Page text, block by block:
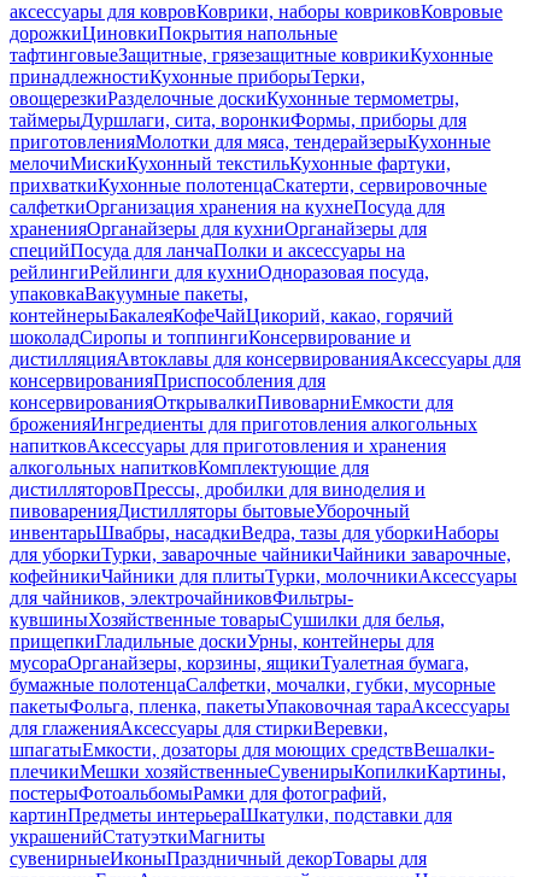
аксессуары для ковровКоврики, наборы ковриковКовровые
дорожкиЦиновкиПокрытия напольные
тафтинговыеЗащитные, грязезащитные коврикиКухонные
принадлежностиКухонные приборыТерки,
овощерезкиРазделочные доскиКухонные термометры,
таймерыДуршлаги, сита, воронкиФормы, приборы для
приготовленияМолотки для мяса, тендерайзерыКухонные
мелочиМискиКухонный текстильКухонные фартуки,
прихваткиКухонные полотенцаСкатерти, сервировочные
салфеткиОрганизация хранения на кухнеПосуда для
храненияОрганайзеры для кухниОрганайзеры для
специйПосуда для ланчаПолки и аксессуары на
рейлингиРейлинги для кухниОдноразовая посуда,
упаковкаВакуумные пакеты,
контейнерыБакалеяКофеЧайЦикорий, какао, горячий
шоколадСиропы и топпингиКонсервирование и
дистилляцияАвтоклавы для консервированияАксессуары для
консервированияПриспособления для
консервированияОткрывалкиПивоварниЕмкости для
броженияИнгредиенты для приготовления алкогольных
напитковАксессуары для приготовления и хранения
алкогольных напитковКомплектующие для
дистилляторовПрессы, дробилки для виноделия и
пивоваренияДистилляторы бытовыеУборочный
инвентарьШвабры, насадкиВедра, тазы для уборкиНаборы
для уборкиТурки, заварочные чайникиЧайники заварочные,
кофейникиЧайники для плитыТурки, молочникиАксессуары
для чайников, электрочайниковФильтры-
кувшиныХозяйственные товарыСушилки для белья,
прищепкиГладильные доскиУрны, контейнеры для
мусораОрганайзеры, корзины, ящикиТуалетная бумага,
бумажные полотенцаСалфетки, мочалки, губки, мусорные
пакетыФольга, пленка, пакетыУпаковочная тараАксессуары
для глаженияАксессуары для стиркиВеревки,
шпагатыЕмкости, дозаторы для моющих средствВешалки-
плечикиМешки хозяйственныеСувенирыКопилкиКартины,
постерыФотоальбомыРамки для фотографий,
картинПредметы интерьераШкатулки, подставки для
украшенийСтатуэткиМагниты
сувенирныеИконыПраздничный декорТовары для